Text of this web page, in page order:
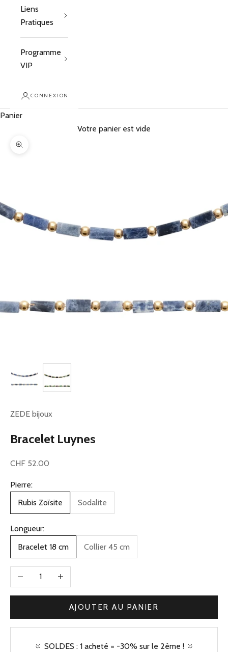
Liens
Pratiques
Programme
VIP
CONNEXION
Panier
Votre panier est vide
Zoomer sur l'image
ZEDE bijoux
Bracelet Luynes
Prix de vente
CHF 52.00
Pierre:
Rubis Zoïsite
Sodalite
Longueur:
Bracelet 18 cm
Collier 45 cm
Diminuer la quantitéAugmenter la quantité
AJOUTER AU PANIER
🔅 SOLDES : 1 acheté = -30% sur le 2ème ! 🔅